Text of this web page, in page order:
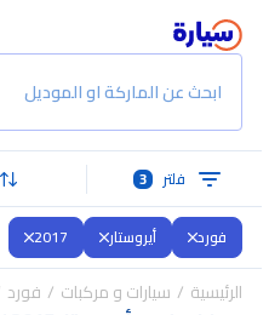
ابحث عن الماركة او الموديل
فلتر 3
فورد أيروستار 2017
الرئيسية سيارات و مركبات فورد